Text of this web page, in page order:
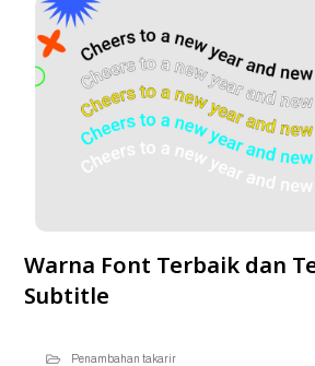
Warna Font Terbaik dan
Subtitle
Penambahan takarir